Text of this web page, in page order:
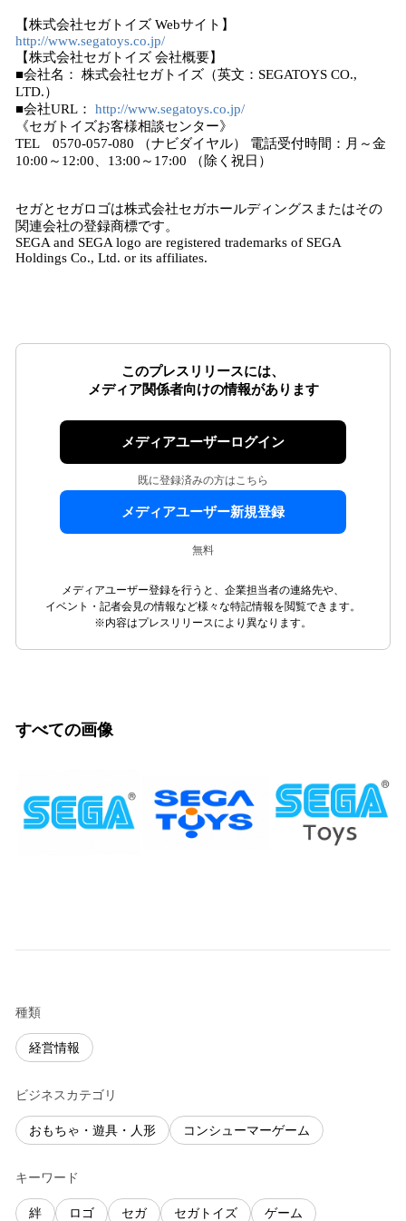
【株式会社セガトイズ Webサイト】
http://www.segatoys.co.jp/
【株式会社セガトイズ 会社概要】
■会社名： 株式会社セガトイズ（英文：SEGATOYS CO.,
LTD.）
■会社URL： http://www.segatoys.co.jp/
《セガトイズお客様相談センター》
TEL 0570-057-080 （ナビダイヤル） 電話受付時間：月～金
10:00～12:00、13:00～17:00 （除く祝日）
セガとセガロゴは株式会社セガホールディングスまたはその
関連会社の登録商標です。
SEGA and SEGA logo are registered trademarks of SEGA
Holdings Co., Ltd. or its affiliates.
このプレスリリースには、
メディア関係者向けの情報があります
メディアユーザーログイン
既に登録済みの方はこちら
メディアユーザー新規登録
無料
メディアユーザー登録を行うと、企業担当者の連絡先や、
イベント・記者会見の情報など様々な特記情報を閲覧できます。
※内容はプレスリリースにより異なります。
すべての画像
種類
経営情報
ビジネスカテゴリ
おもちゃ・遊具・人形 コンシューマーゲーム
キーワード
絆 ロゴ セガ セガトイズ ゲーム